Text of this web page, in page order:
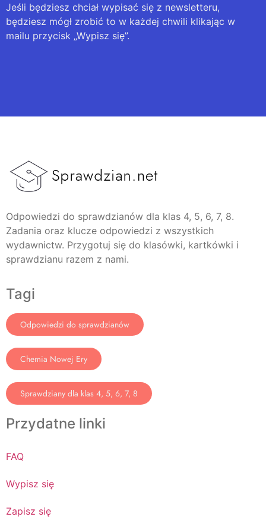
Jeśli będziesz chciał wypisać się z newsletteru,
będziesz mógł zrobić to w każdej chwili klikając w
mailu przycisk „Wypisz się”.
Odpowiedzi do sprawdzianów dla klas 4, 5, 6, 7, 8.
Zadania oraz klucze odpowiedzi z wszystkich
wydawnictw. Przygotuj się do klasówki, kartkówki i
sprawdzianu razem z nami.
Tagi
Odpowiedzi do sprawdzianów
Chemia Nowej Ery
Sprawdziany dla klas 4, 5, 6, 7, 8
Przydatne linki
FAQ
Wypisz się
Zapisz się